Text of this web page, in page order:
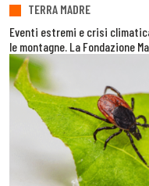
TERRA MADRE
Eventi estremi e crisi
le montagne. La Fondazione